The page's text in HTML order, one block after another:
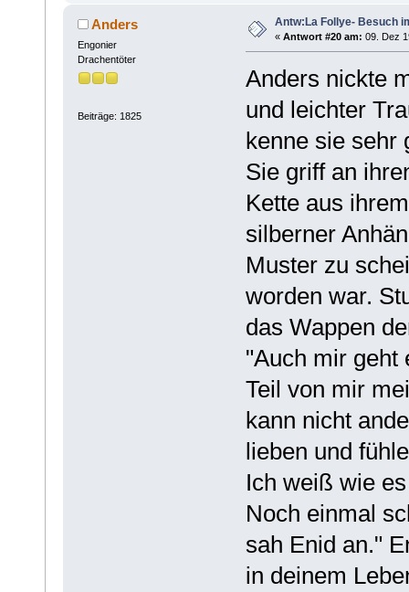
Anders
Engonier
Drachentöter
Beiträge: 1825
Antw:La Follye- Besuch
« Antwort #20 am: 09. Dez
Anders nickte
und leichter
kenne sie sehr
Sie griff an
Kette aus
silberner
Muster zu
worden war.
das Wappen
"Auch mir geht
Teil von mir
kann nicht
lieben und
Ich weiß wie
Noch einmal
sah Enid an."
in deinem